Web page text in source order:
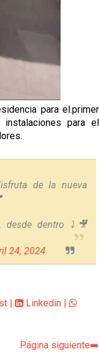
en Canarias para
ya tiene horario
las cinco
su fichaje a la
para el.primer
para el
de la nueva
desde dentro ⤵️🎥
24, 2024
Linkedin
Página siguiente➡️